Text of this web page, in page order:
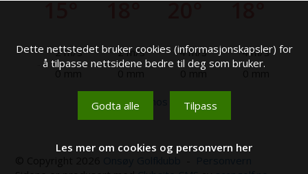
15°
2 m/s
0 mm
18°
2 m/s
20°
4 m/s
0 mm
18°
4 m/s
Se mer hos yr.no
Dette nettstedet bruker cookies (informasjonskapsler) for
å tilpasse nettsidene bedre til deg som bruker.
Godta alle Tilpass
Les mer om cookies og personvern her